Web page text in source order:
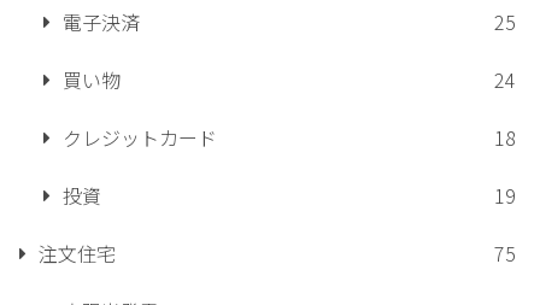
電子決済
25
買い物
24
クレジットカード
18
投資
19
注文住宅
75